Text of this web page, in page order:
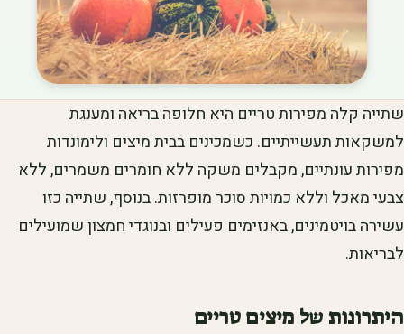
שתייה קלה מפירות טריים היא חלופה בריאה ומענגת
למשקאות תעשייתיים. כשמכינים בבית מיצים ולימונדות
מפירות עונתיים, מקבלים משקה ללא חומרים משמרים, ללא
צבעי מאכל וללא כמויות סוכר מופרזות. בנוסף, שתייה כזו
עשירה בויטמינים, באנזימים פעילים ובנוגדי חמצון שמועילים
לבריאות.
היתרונות של מיצים טריים